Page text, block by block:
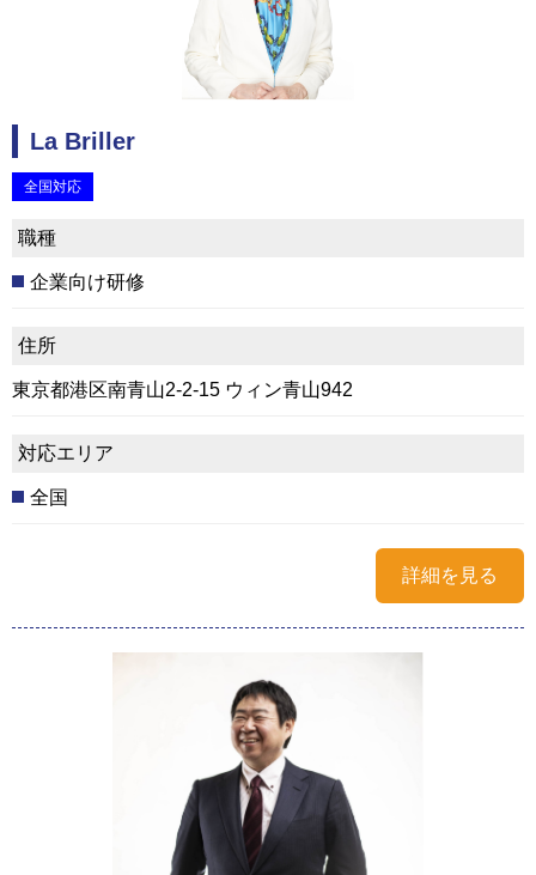
La Briller
全国対応
職種
企業向け研修
住所
東京都港区南青山2-2-15 ウィン青山942
対応エリア
全国
詳細を見る